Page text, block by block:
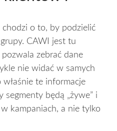
chodzi o to, by podzielić
CAWI jest tu
zebrać dane
nie widać w samych
właśnie te informacje
segmenty będą „żywe” i
kampaniach, a nie tylko